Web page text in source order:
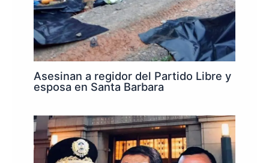
Asesinan a regidor del Partido Libre y
esposa en Santa Barbara